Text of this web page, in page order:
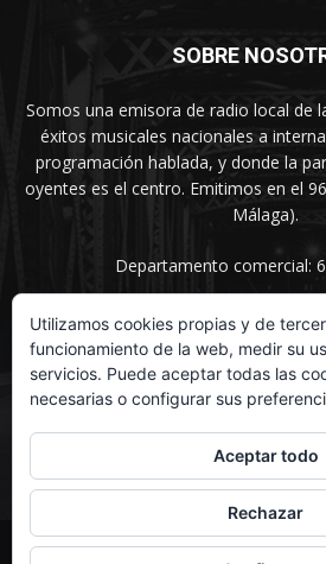
SOBRE
Somos una emisora de radio local de
éxitos musicales nacionales a
programación hablada, y donde la
oyentes es el centro. Emitimos en el
Málaga).
Departamento comercial:
SÍGUENOS
© UNIMEDIOS - Agencia de Marketing
Utilizamos cookies propias y de
funcionamiento de la web, medir su
servicios. Puede aceptar todas las
necesarias o configurar sus
Aceptar todo
Rechazar